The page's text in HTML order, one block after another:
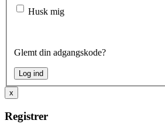
Husk mig
Glemt din adgangskode?
x
Registrer